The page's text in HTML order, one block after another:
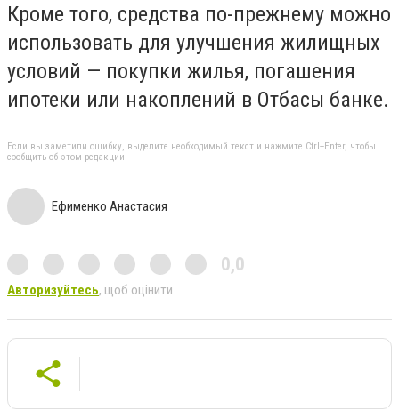
Кроме того, средства по-прежнему можно
использовать для улучшения жилищных
условий — покупки жилья, погашения
ипотеки или накоплений в Отбасы банке.
Если вы заметили ошибку, выделите необходимый текст и нажмите Ctrl+Enter, чтобы
сообщить об этом редакции
Ефименко Анастасия
0,0
Авторизуйтесь, щоб оцінити